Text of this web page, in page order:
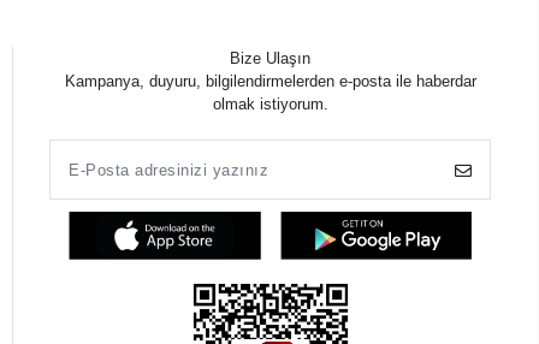
Bize Ulaşın
Kampanya, duyuru, bilgilendirmelerden e-posta ile haberdar
olmak istiyorum.